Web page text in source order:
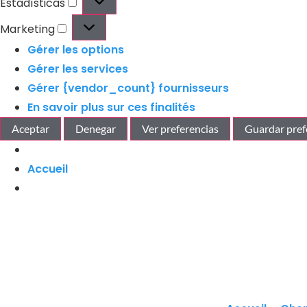
Marketing
Gérer les options
Gérer les services
Gérer {vendor_count} fournisseurs
En savoir plus sur ces finalités
Aceptar Denegar Ver preferencias Guardar
Accueil